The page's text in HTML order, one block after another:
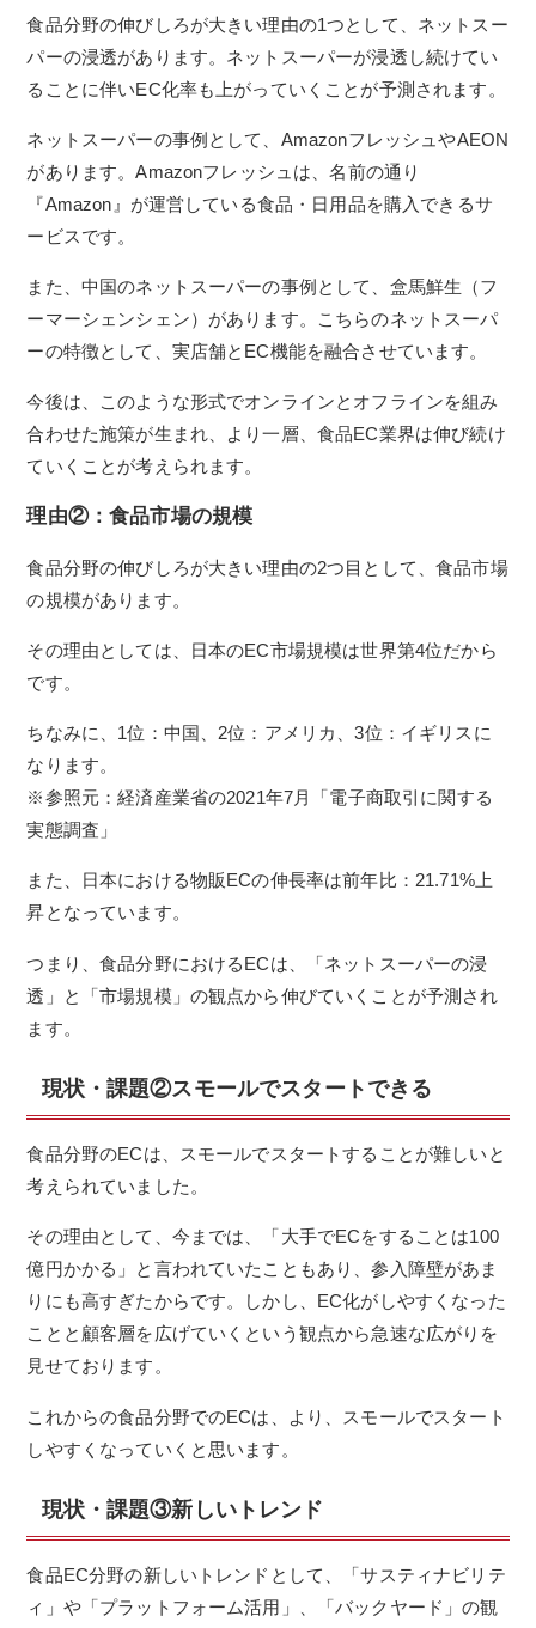
食品分野の伸びしろが大きい理由の1つとして、ネットスー
パーの浸透があります。ネットスーパーが浸透し続けてい
ることに伴いEC化率も上がっていくことが予測されます。
ネットスーパーの事例として、AmazonフレッシュやAEON
があります。Amazonフレッシュは、名前の通り
『Amazon』が運営している食品・日用品を購入できるサ
ービスです。
また、中国のネットスーパーの事例として、 盒馬鮮生（フ
ーマーシェンシェン） があります。こちらのネットスーパ
ーの特徴として、実店舗とEC機能を融合させています。
今後は、このような形式でオンラインとオフラインを組み
合わせた施策が生まれ、より一層、食品EC業界は伸び続け
ていくことが考えられます。
理由②：食品市場の規模
食品分野の伸びしろが大きい理由の2つ目として、食品市場
の規模があります。
その理由としては、日本のEC市場規模は世界第4位だから
です。
ちなみに、1位：中国、2位：アメリカ、3位：イギリスに
なります。
※参照元：経済産業省の2021年7月「電子商取引に関する
実態調査 」
また、日本における物販ECの伸長率は前年比：21.71%上
昇となっています。
つまり、食品分野におけるECは、「ネットスーパーの浸
透」と「市場規模」の観点から伸びていくことが予測され
ます。
現状・課題②スモールでスタートできる
食品分野のECは、スモールでスタートすることが難しいと
考えられていました。
その理由として、今までは、「大手でECをすることは100
億円かかる」と言われていたこともあり、参入障壁があま
りにも高すぎたからです。しかし、EC化がしやすくなった
ことと顧客層を広げていくという観点から急速な広がりを
見せております。
これからの食品分野でのECは、より、スモールでスタート
しやすくなっていくと思います。
現状・課題③新しいトレンド
食品EC分野の新しいトレンドとして、「サスティナビリテ
ィ」や「プラットフォーム活用」、「バックヤード」の観